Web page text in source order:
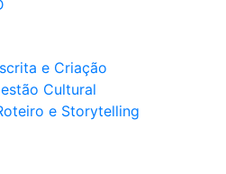
e Criação
Cultural
e Storytelling